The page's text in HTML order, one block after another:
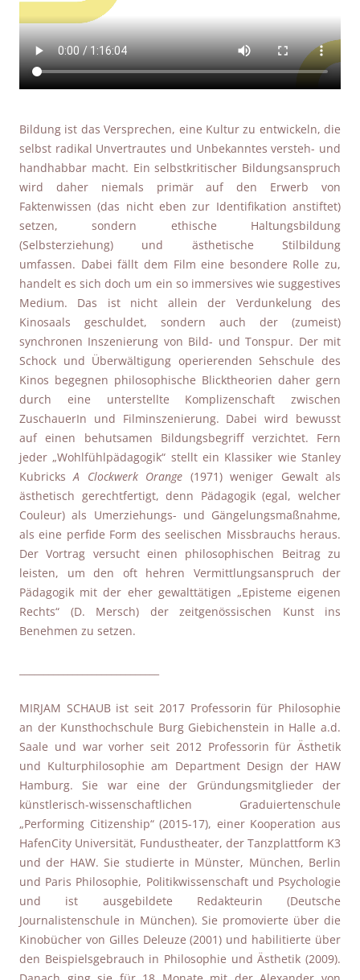
Bildung ist das Versprechen, eine Kultur zu entwickeln, die
selbst radikal Unvertrautes und Unbekanntes versteh- und
handhabbar macht. Ein selbstkritischer Bildungsanspruch
wird daher niemals primär auf den Erwerb von
Faktenwissen (das nicht eben zur Identifikation anstiftet)
setzen, sondern ethische Haltungsbildung
(Selbsterziehung) und ästhetische Stilbildung
umfassen. Dabei fällt dem Film eine besondere Rolle zu,
handelt es sich doch um ein so immersives wie suggestives
Medium. Das ist nicht allein der Verdunkelung des
Kinosaals geschuldet, sondern auch der (zumeist)
synchronen Inszenierung von Bild- und Tonspur. Der mit
Schock und Überwältigung operierenden Sehschule des
Kinos begegnen philosophische Blicktheorien daher gern
durch eine unterstellte Komplizenschaft zwischen
ZuschauerIn und Filminszenierung. Dabei wird bewusst
auf einen behutsamen Bildungsbegriff verzichtet. Fern
jeder „Wohlfühlpädagogik“ stellt ein Klassiker wie Stanley
KubricksA Clockwerk Orange (1971) weniger Gewalt als
ästhetisch gerechtfertigt, denn Pädagogik (egal, welcher
Couleur) als Umerziehungs- und Gängelungsmaßnahme,
als eine perfide Form des seelischen Missbrauchs heraus.
Der Vortrag versucht einen philosophischen Beitrag zu
leisten, um den oft hehren Vermittlungsanspruch der
Pädagogik mit der eher gewalttätigen „Episteme eigenen
Rechts“ (D. Mersch) der zeitgenössischen Kunst ins
Benehmen zu setzen.
MIRJAM SCHAUB ist seit 2017 Professorin für Philosophie
an der Kunsthochschule Burg Giebichenstein in Halle a.d.
Saale und war vorher seit 2012 Professorin für Ästhetik
und Kulturphilosophie am Department Design der HAW
Hamburg. Sie war eine der Gründungsmitglieder der
künstlerisch-wissenschaftlichen Graduiertenschule
„Performing Citizenship“ (2015-17), einer Kooperation aus
HafenCity Universität, Fundustheater, der Tanzplattform K3
und der HAW. Sie studierte in Münster, München, Berlin
und Paris Philosophie, Politikwissenschaft und Psychologie
und ist ausgebildete Redakteurin (Deutsche
Journalistenschule in München). Sie promovierte über die
Kinobücher von Gilles Deleuze (2001) und habilitierte über
den Beispielsgebrauch in Philosophie und Ästhetik (2009).